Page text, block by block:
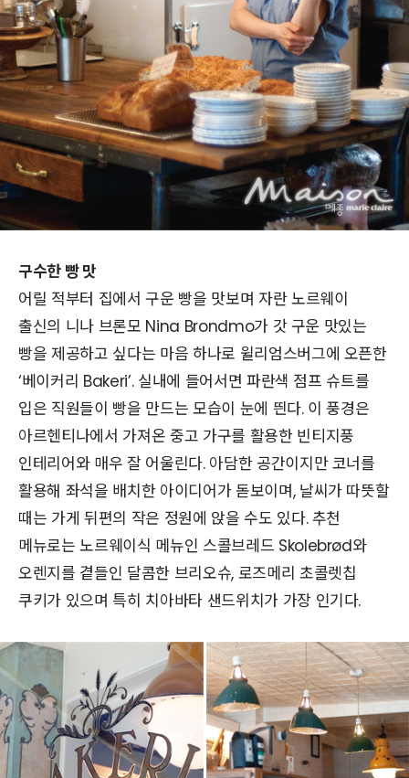
구수한 빵 맛
어릴 적부터 집에서 구운 빵을 맛보며 자란 노르웨이
출신의 니나 브론모 Nina Brondmo가 갓 구운 맛있는
빵을 제공하고 싶다는 마음 하나로 윌리엄스버그에 오픈한
‘베이커리 Bakeri’. 실내에 들어서면 파란색 점프 슈트를
입은 직원들이 빵을 만드는 모습이 눈에 띈다. 이 풍경은
아르헨티나에서 가져온 중고 가구를 활용한 빈티지풍
인테리어와 매우 잘 어울린다. 아담한 공간이지만 코너를
활용해 좌석을 배치한 아이디어가 돋보이며, 날씨가 따뜻할
때는 가게 뒤편의 작은 정원에 앉을 수도 있다. 추천
메뉴로는 노르웨이식 메뉴인 스콜브레드 Skolebrød와
오렌지를 곁들인 달콤한 브리오슈, 로즈메리 초콜렛칩
쿠키가 있으며 특히 치아바타 샌드위치가 가장 인기다.